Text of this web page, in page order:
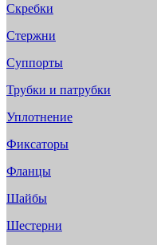
Скребки
Стержни
Суппорты
Трубки и патрубки
Уплотнение
Фиксаторы
Фланцы
Шайбы
Шестерни